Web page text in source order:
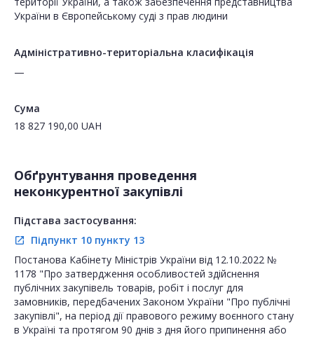
України в Європейському суді з прав людини
Адміністративно-територіальна класифікація
—
Сума
18 827 190,00 UAH
Обґрунтування проведення
неконкурентної закупівлі
Підстава застосування:
open_in_new
Підпункт 10 пункту 13
Постанова Кабінету Міністрів України від 12.10.2022 №
1178 "Про затвердження особливостей здійснення
публічних закупівель товарів, робіт і послуг для
замовників, передбачених Законом України "Про публічні
закупівлі", на період дії правового режиму воєнного стану
в Україні та протягом 90 днів з дня його припинення або